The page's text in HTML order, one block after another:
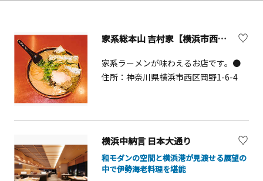
家系総本山 吉村家【横浜市西区】
家系ラーメンが味わえるお店です。●
住所：神奈川県横浜市西区岡野1-6-4
横浜中納言 日本大通り
和モダンの空間と横浜港が見渡せる展望の
中で伊勢海老料理を堪能